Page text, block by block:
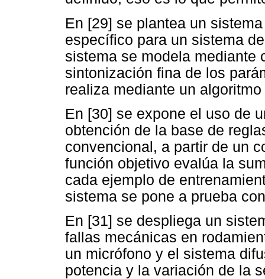
En [29] se plantea un
específico para un sistema
sistema se modela mediante
sintonización fina de los
realiza mediante un
En [30] se expone el uso de
obtención de la base de
convencional, a partir de un
función objetivo evalúa la
cada ejemplo de
sistema se pone a prueba
En [31] se despliega un
fallas mecánicas en
un micrófono y el sistema
potencia y la variación de la